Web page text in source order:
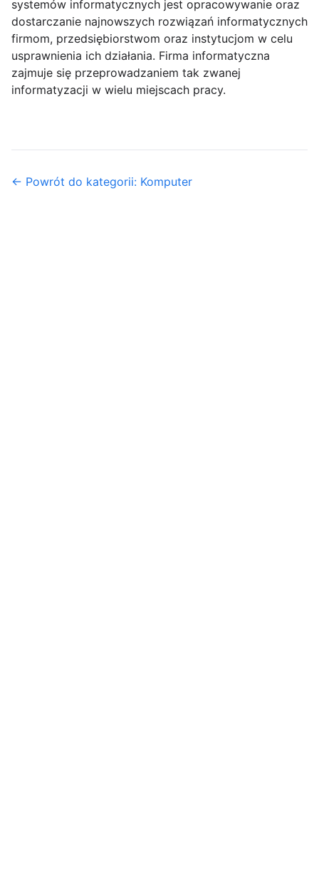
systemów informatycznych jest opracowywanie oraz
dostarczanie najnowszych rozwiązań informatycznych
firmom, przedsiębiorstwom oraz instytucjom w celu
usprawnienia ich działania. Firma informatyczna
zajmuje się przeprowadzaniem tak zwanej
informatyzacji w wielu miejscach pracy.
← Powrót do kategorii: Komputer